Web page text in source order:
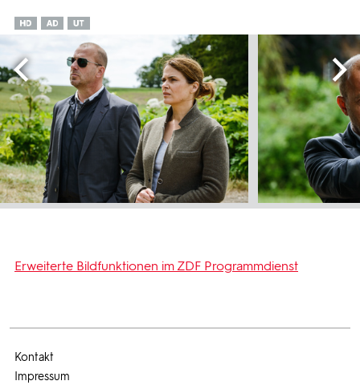
Erweiterte Bildfunktionen im ZDF Programmdienst
Kontakt
Impressum